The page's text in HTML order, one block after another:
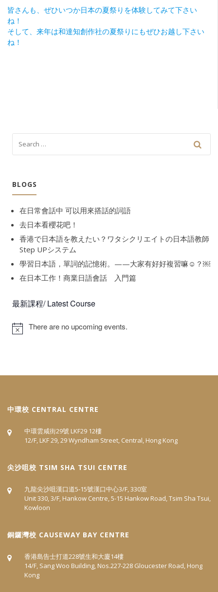
皆さんも、ぜひいつか日本の夏祭りを体験してみて下さい
ね！
そして、来年は和達知創作社の夏祭りにもぜひお越し下さい
ね！
BLOGS
在日常會話中 可以用來搭話的詞語
去日本看櫻花吧！
香港で日本語を教えたい？ワタシクリエイトの日本語教師
Step UPシステム
學習日本語，單詞的記憶術。——大家有好好複習嘛☺️？￼
在日本工作！商業日語會話 入門篇
最新課程/ Latest Course
There are no upcoming events.
中環校 CENTRAL CENTRE
中環雲咸街29號 LKF29 12樓
12/F, LKF 29, 29 Wyndham Street, Central, Hong Kong
尖沙咀校 TSIM SHA TSUI CENTRE
九龍尖沙咀漢口道5‐15號漢口中心3/F, 330室
Unit 330, 3/F, Hankow Centre, 5-15 Hankow Road, Tsim Sha Tsui,
Kowloon
​銅鑼灣校 CAUSEWAY BAY CENTRE
香港島告士打道228號生和大廈14樓
14/F, Sang Woo Building, Nos.227-228 Gloucester Road, Hong
Kong